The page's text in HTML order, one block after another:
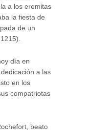
a los eremitas
la fiesta de
de un
día en
dedicación a las
en los
compatriotas
beato